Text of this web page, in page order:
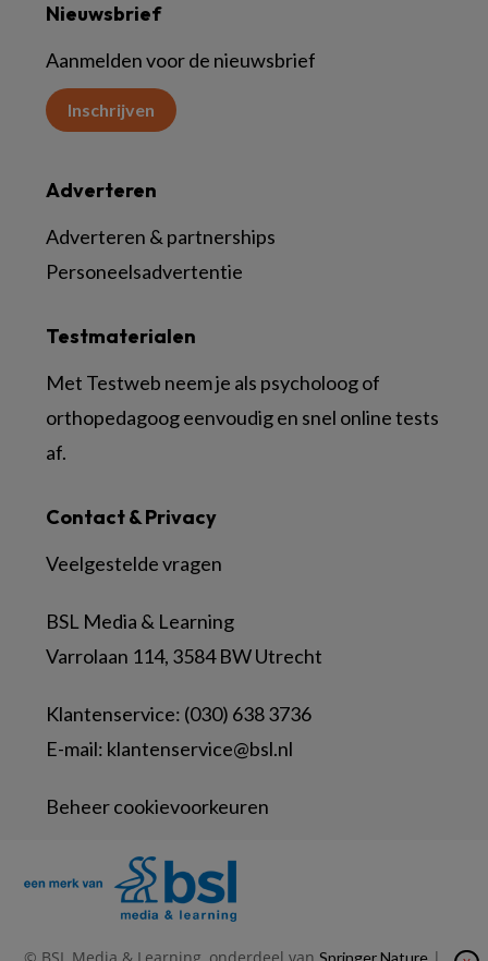
Nieuwsbrief
Aanmelden voor de nieuwsbrief
Inschrijven
Contact & Privacy
Veelgestelde vragen
BSL Media & Learning
Varrolaan 114, 3584 BW Utrecht
Klantenservice: (030) 638 3736
E-mail: klantenservice@bsl.nl
Beheer cookievoorkeuren
Testmaterialen
Met Testweb neem je als psycholoog of
orthopedagoog eenvoudig en snel online tests
af.
Adverteren
Adverteren & partnerships
Personeelsadvertentie
Springer Nature